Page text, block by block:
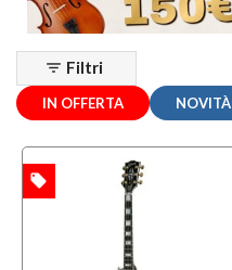
MOSTRA
Categoria
(92)
IN OFFERTA NOVITÀ
filter_list Filtri
local_offer